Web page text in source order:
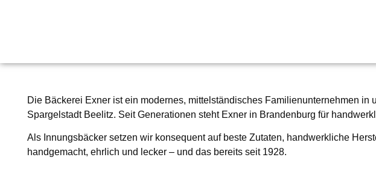
Die Bäckerei Exner ist ein modernes, mittelständisches Familienunternehmen
Spargelstadt Beelitz. Seit Generationen steht Exner in Brandenburg für
Als Innungsbäcker setzen wir konsequent auf beste Zutaten, handwerkliche
handgemacht, ehrlich und lecker – und das bereits seit 1928.